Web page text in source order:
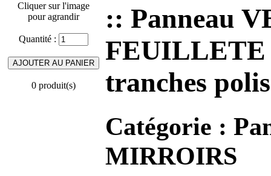
Cliquer sur l'image
pour agrandir
Quantité :
0 produit(s)
:: Panneau
FEUILLETE
tranches
Catégorie :
MIRROIRS